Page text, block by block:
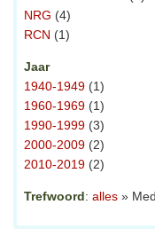
NRG (4)
RCN (1)
Jaar
1940-1949 (1)
1960-1969 (1)
1990-1999 (3)
2000-2009 (2)
2010-2019 (2)
Trefwoord: alles »